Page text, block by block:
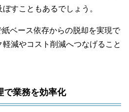
すこともあるでしょう。
ベース依存からの脱却を実現で
減やコスト削減へつなげること
で業務を効率化